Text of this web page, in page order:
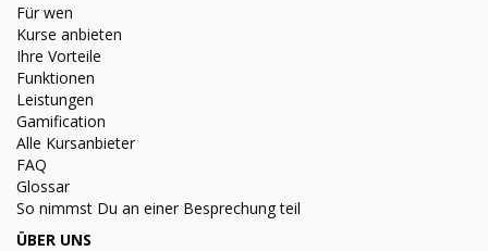
Für wen
Kurse anbieten
Ihre Vorteile
Funktionen
Leistungen
Gamification
Alle Kursanbieter
FAQ
Glossar
So nimmst Du an einer Besprechung teil
ÜBER UNS